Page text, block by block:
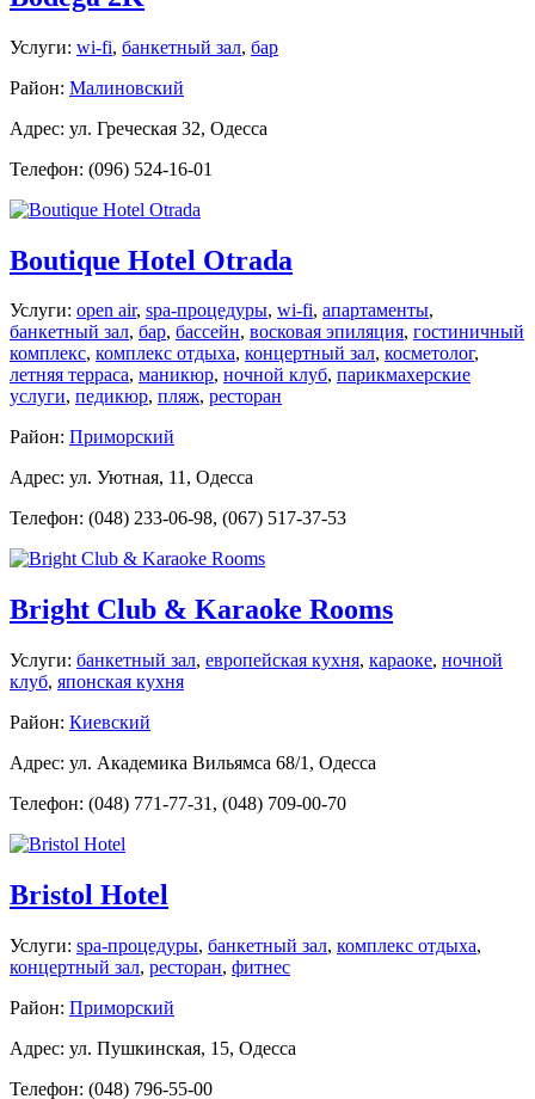
Услуги: wi-fi, банкетный зал, бар
Район: Малиновский
Адрес: ул. Греческая 32, Одесса
Телефон: (096) 524-16-01
Boutique Hotel Otrada
Услуги: open air, spa-процедуры, wi-fi, апартаменты,
банкетный зал, бар, бассейн, восковая эпиляция, гостиничный
комплекс, комплекс отдыха, концертный зал, косметолог,
летняя терраса, маникюр, ночной клуб, парикмахерские
услуги, педикюр, пляж, ресторан
Район: Приморский
Адрес: ул. Уютная, 11, Одесса
Телефон: (048) 233-06-98, (067) 517-37-53
Bright Club & Karaoke Rooms
Услуги: банкетный зал, европейская кухня, караоке, ночной
клуб, японская кухня
Район: Киевский
Адрес: ул. Академика Вильямса 68/1, Одесса
Телефон: (048) 771-77-31, (048) 709-00-70
Bristol Hotel
Услуги: spa-процедуры, банкетный зал, комплекс отдыха,
концертный зал, ресторан, фитнес
Район: Приморский
Адрес: ул. Пушкинская, 15, Одесса
Телефон: (048) 796-55-00